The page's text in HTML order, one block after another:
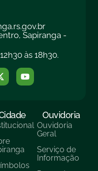
Sapiranga -
às 18h30.
Ouvidoria
Ouvidoria
Geral
Serviço de
Informação